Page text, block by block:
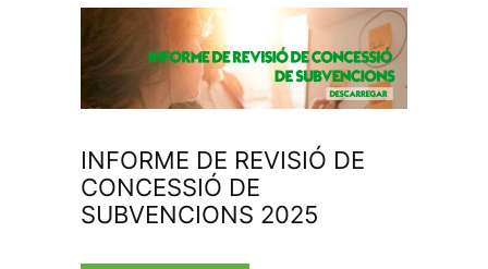
INFORME DE REVISIÓ DE
CONCESSIÓ DE
SUBVENCIONS 2025